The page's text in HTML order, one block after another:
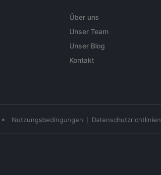
Über uns
Unser Team
Unser Blog
Kontakt
• Nutzungsbedingungen Datenschutzrichtlinien